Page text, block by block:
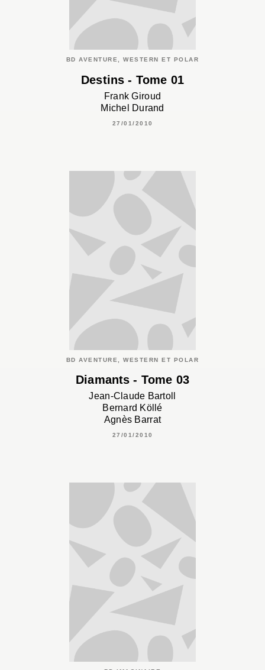
BD AVENTURE, WESTERN ET POLAR
Destins - Tome 01
Frank Giroud
Michel Durand
27/01/2010
BD AVENTURE, WESTERN ET POLAR
Diamants - Tome 03
Jean-Claude Bartoll
Bernard Köllé
Agnès Barrat
27/01/2010